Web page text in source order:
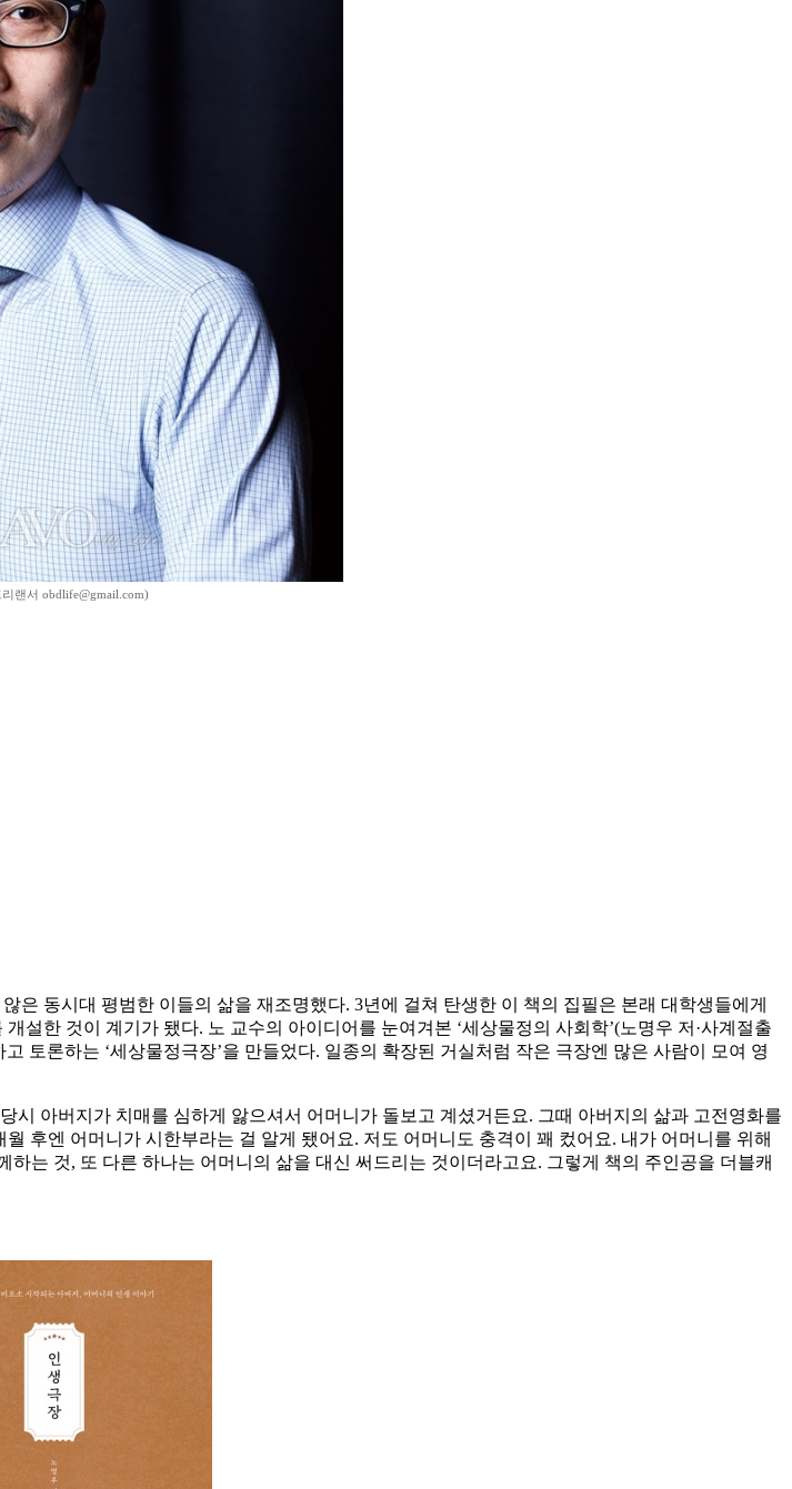
랜서 obdlife@gmail.com)
은 동시대 평범한 이들의 삶을 재조명했다. 3년에 걸쳐 탄생한 이 책의 집필은 본래 대학생들에게
설한 것이 계기가 됐다. 노 교수의 아이디어를 눈여겨본 ‘세상물정의 사회학’(노명우 저·사계절출
토론하는 ‘세상물정극장’을 만들었다. 일종의 확장된 거실처럼 작은 극장엔 많은 사람이 모여 영
아버지가 치매를 심하게 앓으셔서 어머니가 돌보고 계셨거든요. 그때 아버지의 삶과 고전영화를
후엔 어머니가 시한부라는 걸 알게 됐어요. 저도 어머니도 충격이 꽤 컸어요. 내가 어머니를 위해
는 것, 또 다른 하나는 어머니의 삶을 대신 써드리는 것이더라고요. 그렇게 책의 주인공을 더블캐